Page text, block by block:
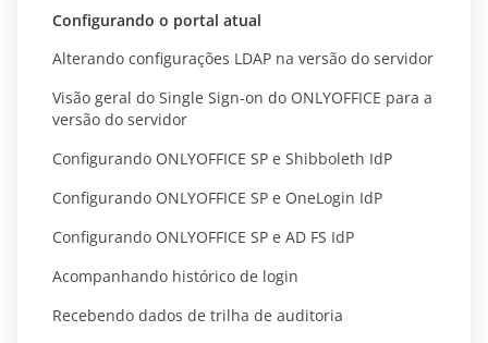
Configurando o portal atual
Alterando configurações LDAP na versão do servidor
Visão geral do Single Sign-on do ONLYOFFICE para a
versão do servidor
Configurando ONLYOFFICE SP e Shibboleth IdP
Configurando ONLYOFFICE SP e OneLogin IdP
Configurando ONLYOFFICE SP e AD FS IdP
Acompanhando histórico de login
Recebendo dados de trilha de auditoria